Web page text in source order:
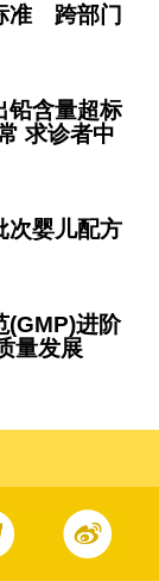
准 跨部门
铅含量超标
求诊者中
次婴儿配方
(GMP)进阶
量发展